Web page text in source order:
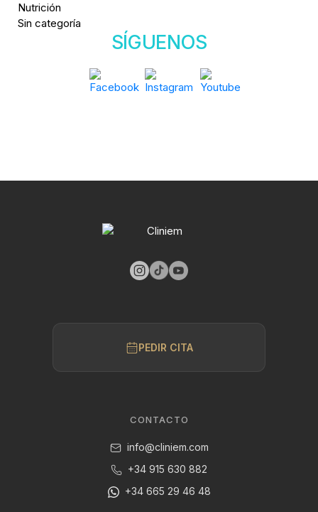
Nutrición
Sin categoría
SÍGUENOS
PEDIR CITA
CONTACTO
info@cliniem.com
+34 915 630 882
+34 665 29 46 48